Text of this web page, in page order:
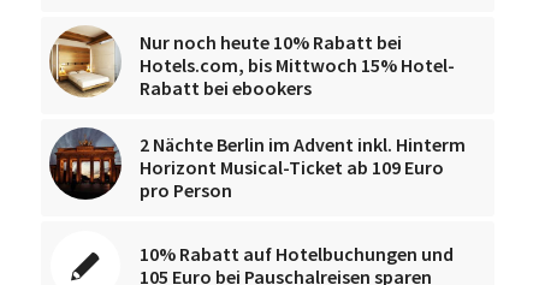
Nur noch heute 10% Rabatt bei
Hotels.com, bis Mittwoch 15% Hotel-
Rabatt bei ebookers
2 Nächte Berlin im Advent inkl. Hinterm
Horizont Musical-Ticket ab 109 Euro
pro Person
10% Rabatt auf Hotelbuchungen und
105 Euro bei Pauschalreisen sparen